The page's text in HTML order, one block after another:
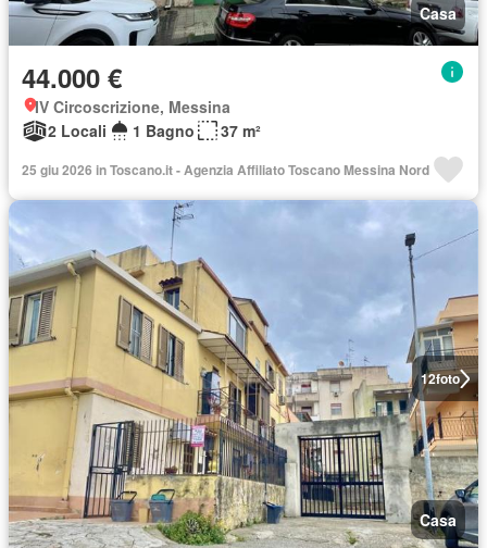
Casa
44.000 €
IV Circoscrizione, Messina
2 Locali
1 Bagno 37 m²
25 giu 2026 in Toscano.it - Agenzia Affiliato Toscano Messina Nord
12foto
Casa